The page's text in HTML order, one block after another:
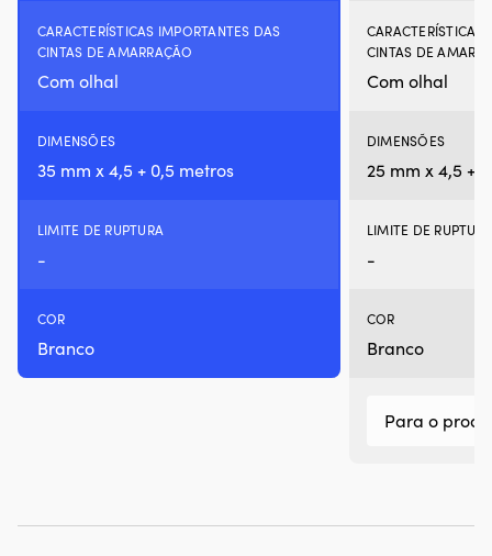
CARACTERÍSTICAS IMPORTANTES DAS
CINTAS DE AMARRAÇÃO
Com olhal
CARACTERÍSTICAS
CINTAS DE
Com olhal
DIMENSÕES
35 mm x 4,5 + 0,5 metros
DIMENSÕES
25 mm x 4,5 +
LIMITE DE RUPTURA
-
LIMITE DE
-
COR
Branco
COR
Branco
Para o